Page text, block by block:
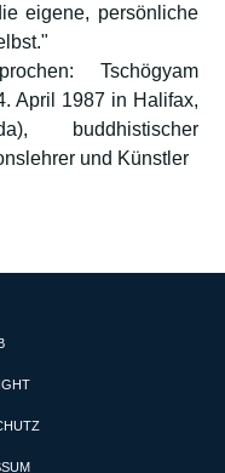
eigene, persönliche
Tschögyam
April 1987 in Halifax,
buddhistischer
und Künstler